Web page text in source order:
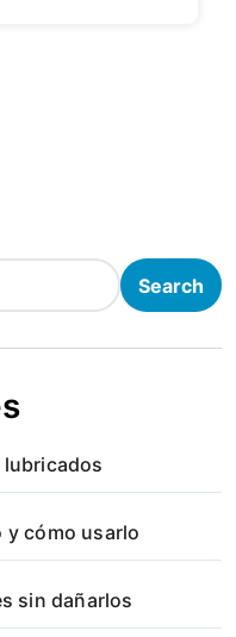
Search
y cómo usarlo
sin dañarlos